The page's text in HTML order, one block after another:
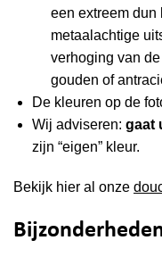
een extreem dun
metaalachtige
verhoging van
gouden of
De kleuren op de
Wij adviseren: gaat
zijn “eigen” kleur.
Bekijk hier al onze